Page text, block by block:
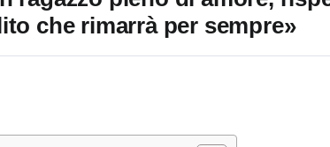
che rimarrà per sempre»